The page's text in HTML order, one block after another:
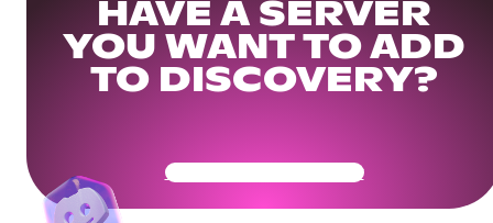
HAVE A SERVER
YOU WANT TO ADD
TO DISCOVERY?
Get Your Community Ready